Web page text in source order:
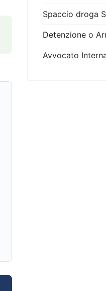
Spaccio droga
Detenzione o
Avvocato